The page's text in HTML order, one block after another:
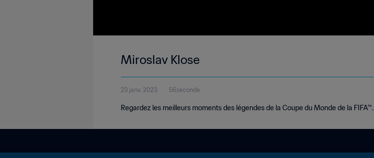
Miroslav Klose
23 janv. 2023 56seconde
Regardez les meilleurs moments des légendes de la Coupe du Monde de la FIFA™.